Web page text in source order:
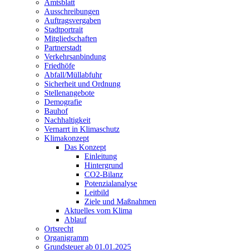
Amtsblatt
Ausschreibungen
Auftragsvergaben
Stadtportrait
Mitgliedschaften
Partnerstadt
Verkehrsanbindung
Friedhöfe
Abfall/Müllabfuhr
Sicherheit und Ordnung
Stellenangebote
Demografie
Bauhof
Nachhaltigkeit
Vernarrt in Klimaschutz
Klimakonzept
Das Konzept
Einleitung
Hintergrund
CO2-Bilanz
Potenzialanalyse
Leitbild
Ziele und Maßnahmen
Aktuelles vom Klima
Ablauf
Ortsrecht
Organigramm
Grundsteuer ab 01.01.2025